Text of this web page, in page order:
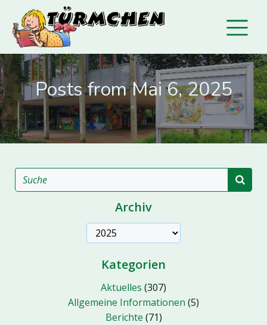
Posts from Mai 6, 2025
Archiv
Kategorien
Aktuelles (307)
Allgemeine Informationen (5)
Berichte (71)